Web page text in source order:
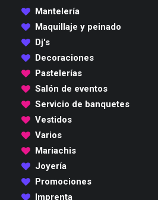
Mantelería
Maquillaje y peinado
Dj's
Decoraciones
Pastelerías
Salón de eventos
Servicio de banquetes
Vestidos
Varios
Mariachis
Joyería
Promociones
Imprenta